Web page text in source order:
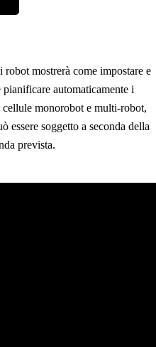
mostrerà come impostare e
automaticamente i
monorobot e multi-robot,
essere soggetto a seconda della
prevista.